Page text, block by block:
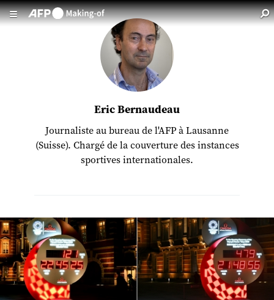
Eric Bernaudeau
Journaliste au bureau de l'AFP à Lausanne
(Suisse). Chargé de la couverture des instances
sportives internationales.